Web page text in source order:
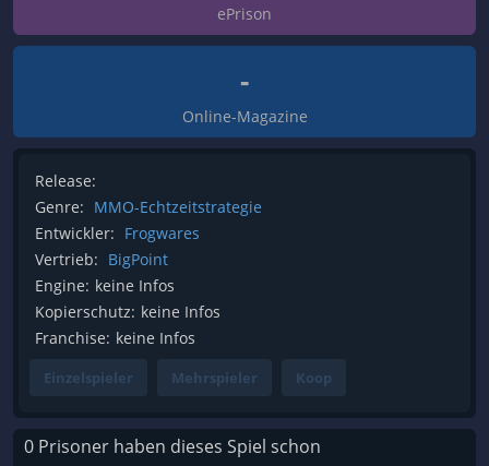
ePrison
-
Online-Magazine
Release:
Genre: MMO-Echtzeitstrategie
Entwickler: Frogwares
Vertrieb: BigPoint
Engine: keine Infos
Kopierschutz: keine Infos
Franchise: keine Infos
Einzelspieler Mehrspieler Koop
0 Prisoner haben dieses Spiel schon